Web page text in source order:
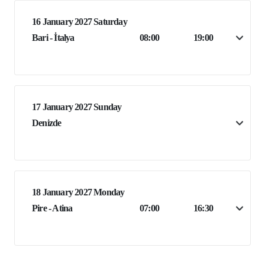
16 January 2027 Saturday
Bari - İtalya
08:00 19:00
17 January 2027 Sunday
Denizde
18 January 2027 Monday
Pire - Atina
07:00 16:30